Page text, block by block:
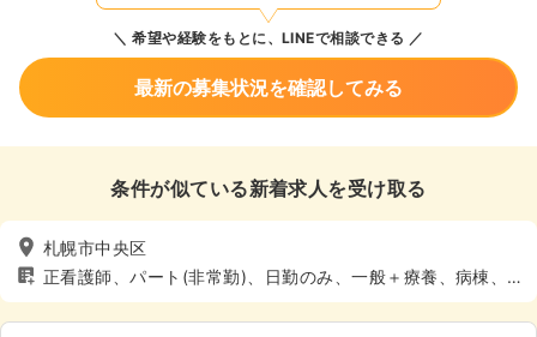
希望や経験をもとに、LINEで相談できる
最新の募集状況を確認してみる
条件が似ている新着求人を受け取る
札幌市中央区
正看護師、パート(非常勤)、日勤のみ、一般＋療養、病棟、4
週8休以上